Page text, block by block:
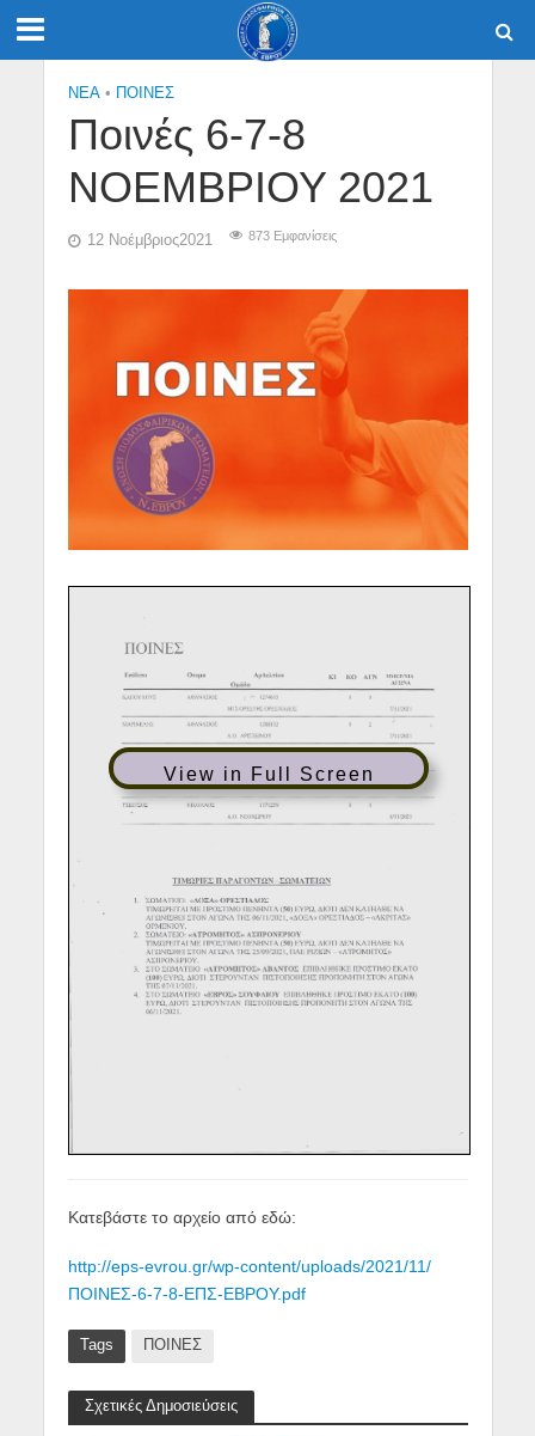
NEA • ΠΟΙΝΕΣ
Ποινές 6-7-8
ΝΟΕΜΒΡΙΟΥ 2021
12 Νοέμβριος2021 873 Εμφανίσεις
View in Full Screen
Κατεβάστε το αρχείο από εδώ:
http://eps-evrou.gr/wp-content/uploads/2021/11/
ΠΟΙΝΕΣ-6-7-8-ΕΠΣ-ΕΒΡΟΥ.pdf
Tags ΠΟΙΝΕΣ
Σχετικές Δημοσιεύσεις